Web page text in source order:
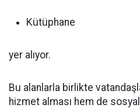
Kütüphane
yer alıyor.
Bu alanlarla birlikte
hizmet alması hem de